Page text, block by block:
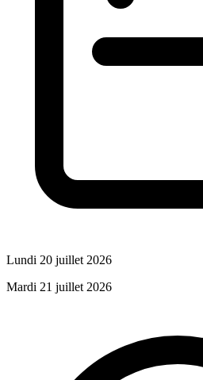
Lundi 20 juillet 2026
Mardi 21 juillet 2026